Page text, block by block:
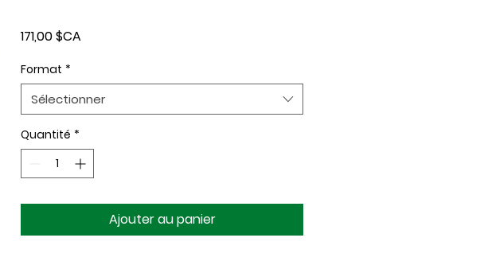
171,00 $CAPrix
Format *
Sélectionner
Quantité *
Ajouter au panier